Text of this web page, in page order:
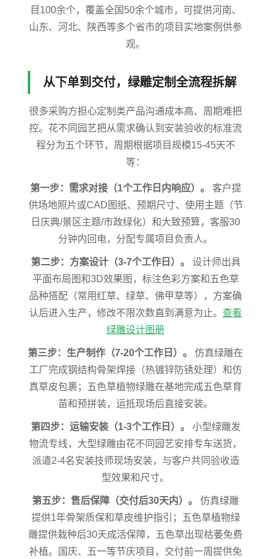
目100余个，覆盖全国50余个城市，可提供河南、
山东、河北、陕西等多个省市的项目实地案例供参
观。
从下单到交付，绿雕定制全流程拆解
很多采购方担心定制类产品沟通成本高、周期难把
控。花不同园艺把从需求确认到安装验收的标准流
程分为五个环节，周期根据项目规模15-45天不
等：
第一步：需求对接（1个工作日内响应）。
客户提
供场地照片或CAD图纸、预期尺寸、使用主题（节
日庆典/景区主题/市政绿化）和大致预算，客服30
分钟内回电，分配专属项目负责人。
第二步：方案设计（3-7个工作日）。
设计师出具
平面布局图和3D效果图，标注色彩方案和五色草
品种搭配（常用红草、绿草、佛甲草等），方案确
认后进入生产，修改不限次数直到满意为止。 查看
绿雕设计图册
第三步：生产制作（7-20个工作日）。
仿真绿雕在
工厂完成钢结构骨架焊接（热镀锌防锈处理）和仿
真草皮包裹；五色草植物绿雕在基地完成五色草育
苗和预拼装，运抵现场后直接安装。
第四步：运输安装（1-3个工作日）。
小型绿雕发
物流专线，大型绿雕由花不同园艺安排专车送货，
派遣2-4名安装技师现场安装，与客户共同验收造
型效果和尺寸。
第五步：售后保障（交付后30天内）。
仿真绿雕
提供1年骨架质保和草皮维护指引；五色草植物绿
雕提供栽种后30天成活保障，五色草出现枯萎免费
补植。国庆、五一等节庆项目，交付前一周提供免